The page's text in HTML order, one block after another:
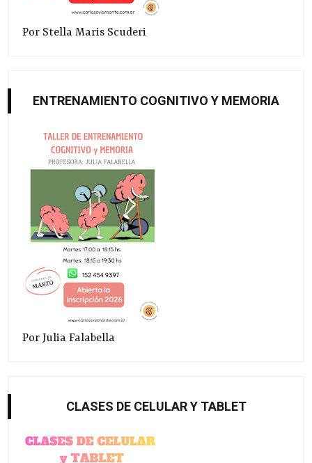
Por Stella Maris Scuderi
ENTRENAMIENTO COGNITIVO Y MEMORIA
Por Julia Falabella
CLASES DE CELULAR Y TABLET